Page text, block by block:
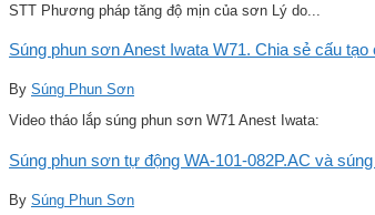
STT Phương pháp tăng độ mịn của sơn Lý do...
Súng phun sơn Anest Iwata W71. Chia sẻ cấu
By Súng Phun Sơn
Video tháo lắp súng phun sơn W71 Anest Iwata:
Súng phun sơn tự động WA-101-082P.AC và
By Súng Phun Sơn